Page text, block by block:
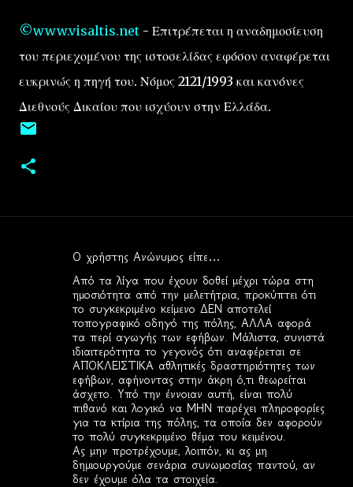
©www.visaltis.net - Επιτρέπεται η αναδημοσίευση
του περιεχομένου της ιστοσελίδας εφόσον αναφέρεται
ευκρινώς η πηγή του. Νόμος 2121/1993 και κανόνες
Διεθνούς Δικαίου που ισχύουν στην Ελλάδα.
Ο χρήστης Ανώνυμος είπε…
Από τα λίγα που έχουν δοθεί μέχρι τώρα στη
ημοσιότητα από την μελετήτρια, προκύπτει ότι
το συγκεκριμένο κείμενο ΔΕΝ αποτελεί
τοπογραφικό οδηγό της πόλης, ΑΛΛΑ αφορά
τα περί αγωγής των εφήβων. Μάλιστα, συνιστά
ιδιαιτερότητα το γεγονός ότι αναφέρεται σε
ΑΠΟΚΛΕΙΣΤΙΚΑ αθλητικές δραστηριότητες των
εφήβων, αφήνοντας στην άκρη ό,τι θεωρείται
άσχετο. Υπό την έννοιαν αυτή, είναι πολύ
πιθανό και λογικό να ΜΗΝ παρέχει πληροφορίες
για τα κτίρια της πόλης, τα οποία δεν αφορούν
το πολύ συγκεκριμένο θέμα του κειμένου.
Ας μην προτρέχουμε, λοιπόν, κι ας μη
δημιουργούμε σενάρια συνωμοσίας παντού, αν
δεν έχουμε όλα τα στοιχεία.